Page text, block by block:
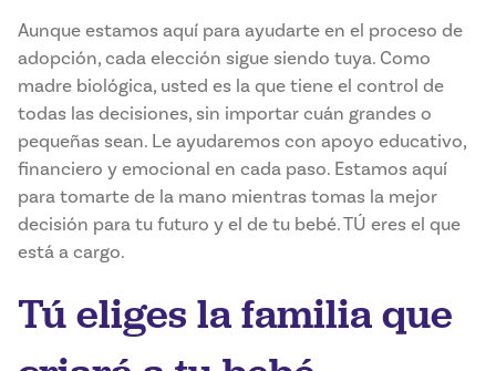
Aunque estamos aquí para ayudarte en el proceso de
adopción, cada elección sigue siendo tuya. Como
madre biológica, usted es la que tiene el control de
todas las decisiones, sin importar cuán grandes o
pequeñas sean. Le ayudaremos con apoyo educativo,
financiero y emocional en cada paso. Estamos aquí
para tomarte de la mano mientras tomas la mejor
decisión para tu futuro y el de tu bebé. TÚ eres el que
está a cargo.
Tú eliges la familia que